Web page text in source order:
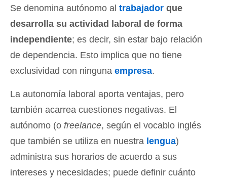
Se denomina autónomo al trabajador que
desarrolla su actividad laboral de forma
independiente; es decir, sin estar bajo relación
de dependencia. Esto implica que no tiene
exclusividad con ninguna empresa.
La autonomía laboral aporta ventajas, pero
también acarrea cuestiones negativas. El
autónomo (o freelance, según el vocablo inglés
que también se utiliza en nuestra lengua)
administra sus horarios de acuerdo a sus
intereses y necesidades; puede definir cuánto